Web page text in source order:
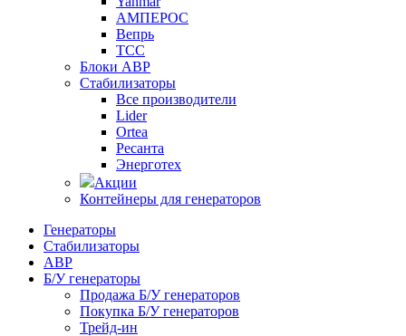
АМПЕРОС
Вепрь
ТСС
Блоки АВР
Стабилизаторы
Все производители
Lider
Ortea
Ресанта
Энерготех
Акции
Контейнеры для генераторов
Генераторы
Стабилизаторы
АВР
Б/У генераторы
Продажа Б/У генераторов
Покупка Б/У генераторов
Трейд-ин